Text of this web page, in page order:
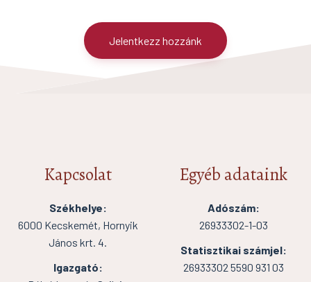
Jelentkezz hozzánk
Kapcsolat
Székhelye:
6000 Kecskemét, Hornyik
János krt. 4.
Igazgató:
Egyéb adataink
Adószám:
26933302-1-03
Statisztikai számjel:
26933302 5590 931 03